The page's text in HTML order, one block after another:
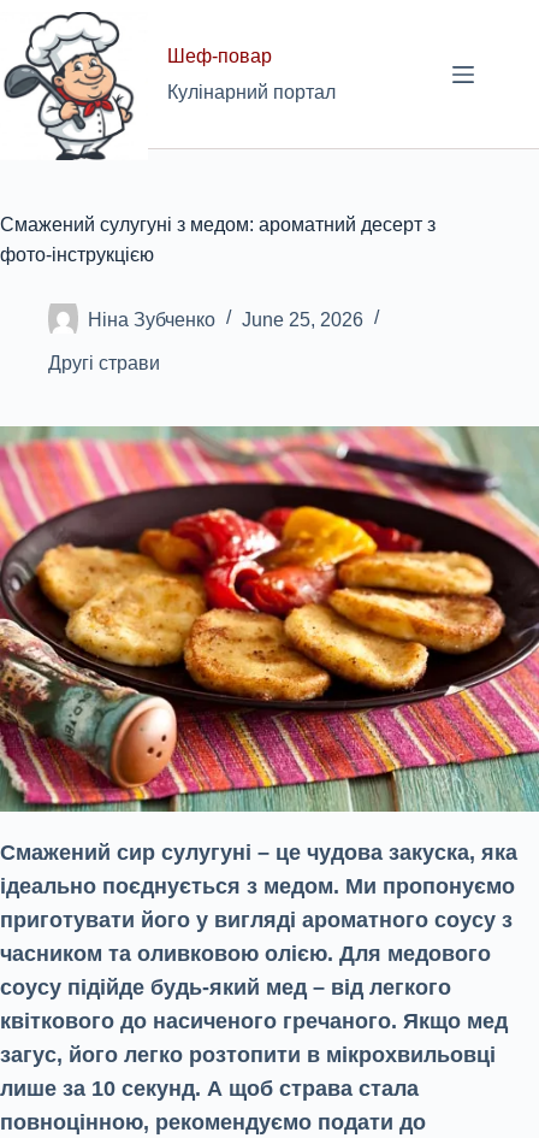
content
Шеф-повар
Кулінарний портал
Смажений сулугуні з медом: ароматний десерт з
фото-інструкцією
Ніна Зубченко June 25, 2026
Другі страви
Смажений сир сулугуні – це чудова закуска, яка
ідеально поєднується з медом. Ми пропонуємо
приготувати його у вигляді ароматного соусу з
часником та оливковою олією. Для медового
соусу підійде будь-який мед – від легкого
квіткового до насиченого гречаного. Якщо мед
загус, його легко розтопити в мікрохвильовці
лише за 10 секунд. А щоб страва стала
повноцінною, рекомендуємо подати до